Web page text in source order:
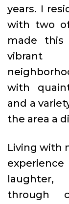
years. I
with two
made this
vibrant
with
and a
the area a
Living with
through